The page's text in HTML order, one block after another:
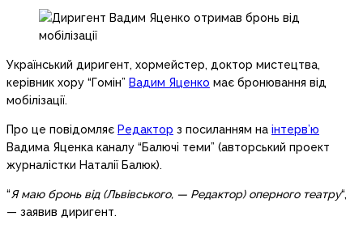
Український диригент, хормейстер, доктор мистецтва,
керівник хору “Гомін” Вадим Яценко має бронювання від
мобілізації.
Про це повідомляє Редактор з посиланням на інтерв’ю
Вадима Яценка каналу “Балючі теми” (авторський проект
журналістки Наталії Балюк).
“Я маю бронь від (Львівського, — Редактор) оперного театру“,
— заявив диригент.